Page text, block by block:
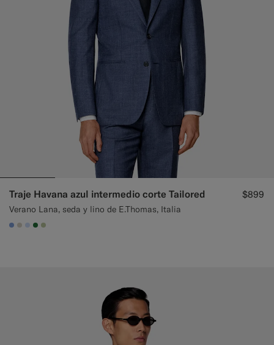
Traje Havana azul intermedio corte Tailored
Verano Lana, seda y lino de E.Thomas, Italia
$899
#82A1DC
#D7D1C3
#CCDCF9
#227038
#BDC9A0